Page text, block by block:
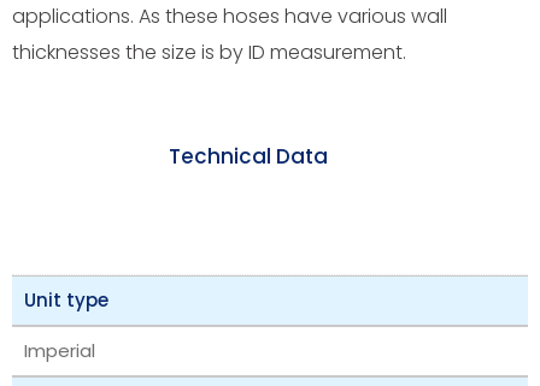
applications. As these hoses have various wall
thicknesses the size is by ID measurement.
Technical Data
Unit type
Imperial